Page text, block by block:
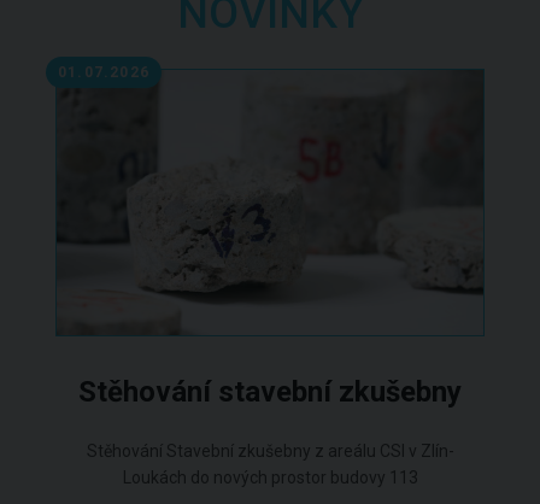
NOVINKY
01.07.2026
Stěhování stavební zkušebny
Stěhování Stavební zkušebny z areálu CSI v Zlín-
Loukách do nových prostor budovy 113